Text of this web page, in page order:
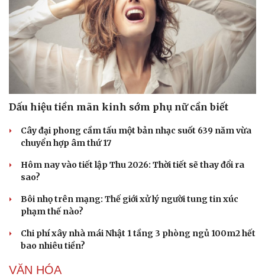
Dấu hiệu tiền mãn kinh sớm phụ nữ cần biết
Cây đại phong cầm tấu một bản nhạc suốt 639 năm vừa
chuyển hợp âm thứ 17
Hôm nay vào tiết lập Thu 2026: Thời tiết sẽ thay đổi ra
sao?
Bôi nhọ trên mạng: Thế giới xử lý người tung tin xúc
phạm thế nào?
Chi phí xây nhà mái Nhật 1 tầng 3 phòng ngủ 100m2 hết
bao nhiêu tiền?
VĂN HÓA